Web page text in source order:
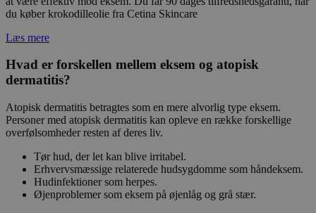
du køber krokodilleolie fra Cetina Skincare
Læs mere
Hvad er forskellen mellem eksem og atopisk
dermatitis?
Atopisk dermatitis betragtes som en mere alvorlig type eksem.
Personer med atopisk dermatitis kan opleve en række forskellige
overfølsomheder resten af deres liv.
Tør hud, der let kan blive irritabel.
Erhvervsmæssige relaterede hudsygdomme som håndeksem.
Hudinfektioner som herpes.
Øjenproblemer som eksem på øjenlåg og grå stær.